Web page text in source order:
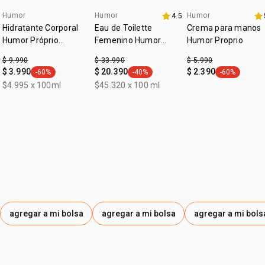
aniversario
Humor
Hidratante Corporal
Humor Próprio
$ 9.990
$ 3.990 general.tag -60%
-60%
$4.995 x 100ml
agregar a mi bolsa
Humor 4.5
Eau de Toilette
Femenino Humor
$ 33.990
$ 20.390 general.tag -40%
-40%
$45.320 x 100 ml
agregar a mi bolsa
aniversario
Humor
Crema para manos
Humor Proprio
$ 5.990
$ 2.390 general.tag -
-60%
agregar a mi